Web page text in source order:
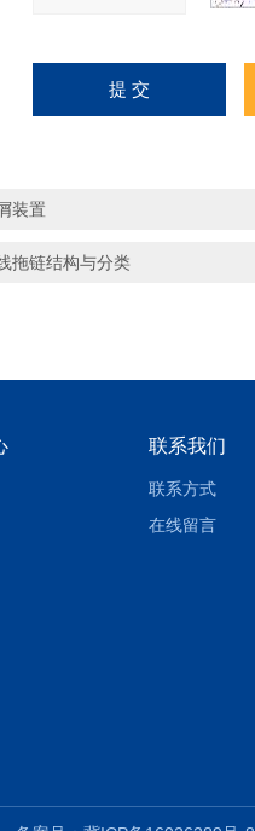
装置
拖链结构与分类
联系我们
联系方式
在线留言